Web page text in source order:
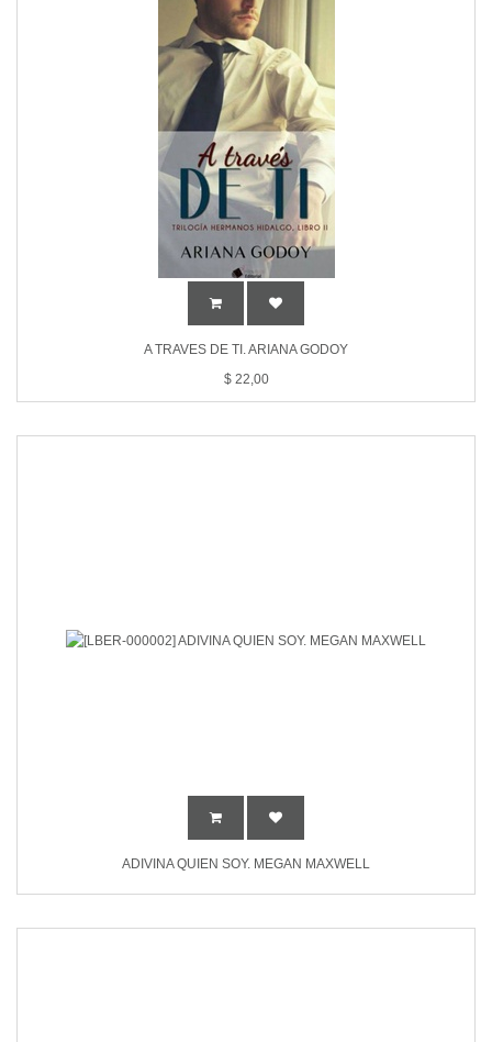
A TRAVES DE TI. ARIANA GODOY
$ 22,00
ADIVINA QUIEN SOY. MEGAN MAXWELL